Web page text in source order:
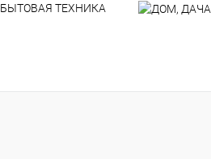
БЫТОВАЯ ТЕХНИКА